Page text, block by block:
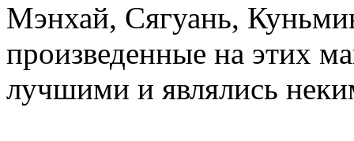
Мэнхай, Сягуань,
произведенные на этих
лучшими и являлись